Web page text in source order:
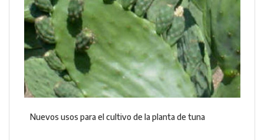
Nuevos usos para el cultivo de la planta de tuna